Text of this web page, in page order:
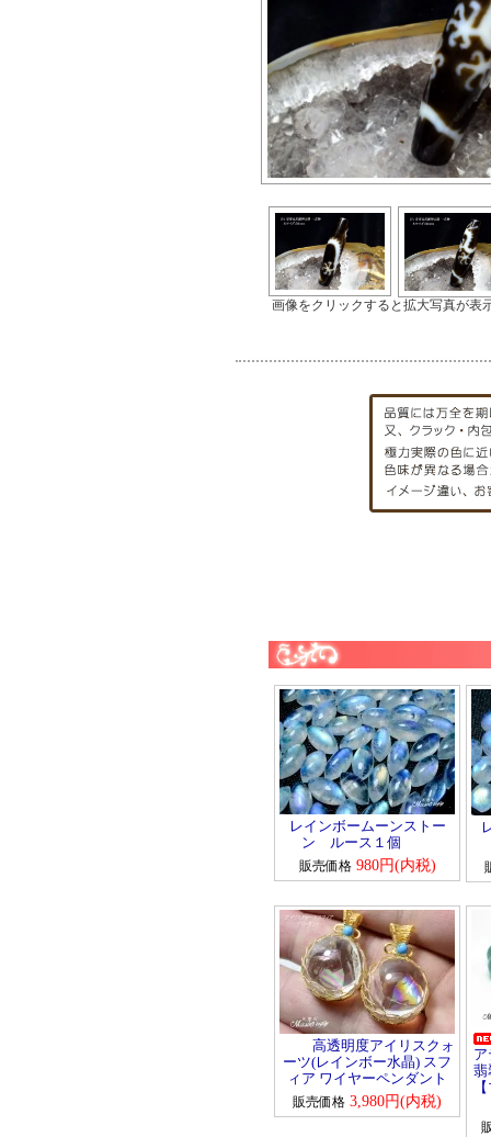
画像をクリックすると拡大写真が表
レインボームーンストー
ン ルース１個
販売価格980円(内税)
高透明度アイリスクォ
ーツ(レインボー水晶) スフ
ィア ワイヤーペンダント
販売価格 3,980円(内税)
翡